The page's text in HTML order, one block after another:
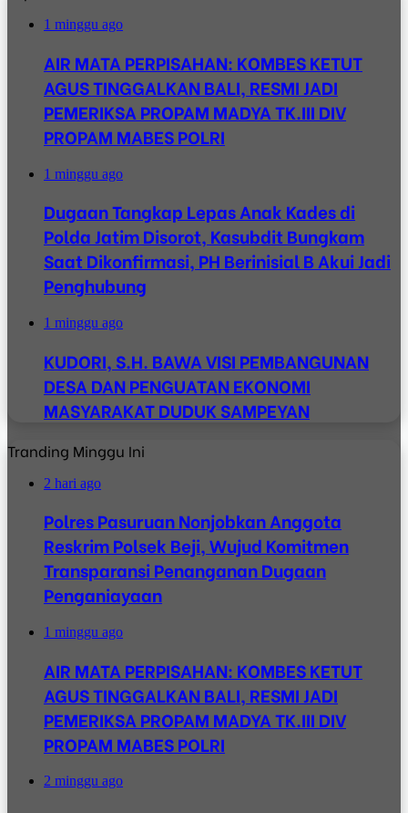
1 minggu ago
AIR MATA PERPISAHAN: KOMBES KETUT
AGUS TINGGALKAN BALI, RESMI JADI
PEMERIKSA PROPAM MADYA TK.III DIV
PROPAM MABES POLRI
1 minggu ago
Dugaan Tangkap Lepas Anak Kades di
Polda Jatim Disorot, Kasubdit Bungkam
Saat Dikonfirmasi, PH Berinisial B Akui Jadi
Penghubung
1 minggu ago
KUDORI, S.H. BAWA VISI PEMBANGUNAN
DESA DAN PENGUATAN EKONOMI
MASYARAKAT DUDUK SAMPEYAN
Tranding Minggu Ini
2 hari ago
Polres Pasuruan Nonjobkan Anggota
Reskrim Polsek Beji, Wujud Komitmen
Transparansi Penanganan Dugaan
Penganiayaan
1 minggu ago
AIR MATA PERPISAHAN: KOMBES KETUT
AGUS TINGGALKAN BALI, RESMI JADI
PEMERIKSA PROPAM MADYA TK.III DIV
PROPAM MABES POLRI
2 minggu ago